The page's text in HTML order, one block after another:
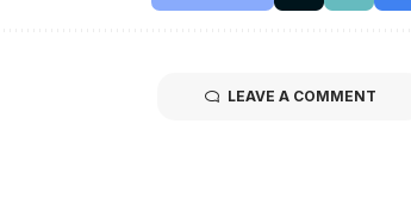
LEAVE A COMMENT